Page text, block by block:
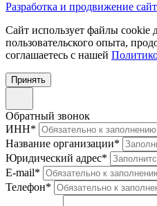
Разработка и продвижение
Cайт использует файлы cookie
пользовательского опыта,
соглашаетесь с нашей
Принять
Обратный звонок
ИНН*
Название организации*
Юридический адрес*
E-mail*
Телефон*